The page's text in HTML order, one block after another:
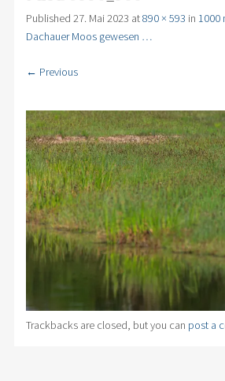
Published 27. Mai 2023 at890 × 593 in 1000
Dachauer Moos gewesen …
← Previous
Trackbacks are closed, but you can post a